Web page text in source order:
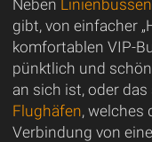
Neben Linienbussen
gibt, von einfacher
komfortablen VIP-
pünktlich und
an sich ist, oder
Flughäfen, welches
Verbindung von